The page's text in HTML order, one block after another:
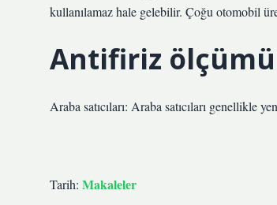
kullanılamaz hale gelebilir. Çoğu otomobil
Antifiriz
Araba satıcıları: Araba satıcıları genellikle
Tarih: Makaleler